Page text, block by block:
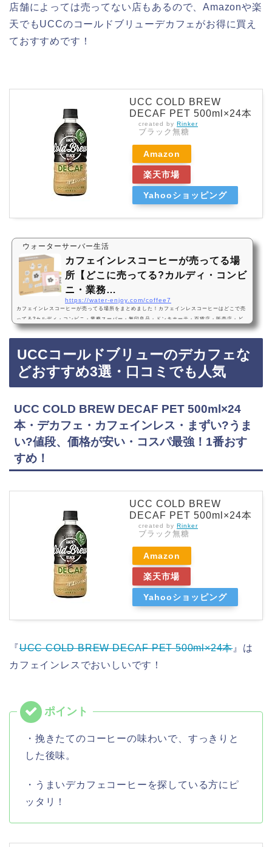
店舗によっては売ってない店もあるので、Amazonや楽
天でもUCCのコールドブリューデカフェがお得に買え
ておすすめです！
UCC COLD BREW
DECAF PET 500ml×24本
created by Rinker
ブラック無糖
Amazon
楽天市場
Yahooショッピング
ウォーターサーバー生活
カフェインレスコーヒーが売ってる場
所【どこに売ってる?カルディ・コンビ
ニ・業務…
https://water-enjoy.com/coffee7
カフェインレスコーヒーが売ってる場所をまとめました！カフェインレスコーヒーはどこで売
ってる?カルディ・コンビニ・業務スーパー・無印良品・ドンキホーテ・百貨店・販売店・ど
こで買える?Amazon・楽天・ノンカフェインコーヒー・デカフェカフェインレスコーヒーは、
カルディ、コンビニ、業務スーパー、・無印良品、ドンキホーテ、百貨店などに売っていま
す！店舗によっては売ってない店もあるので、Amazonや楽天でもカフェインレスコーヒーが
お得に買えておすすめです！カフェインレスコーヒーおすすめ3選・口コミでも人気UCC お
い…
UCCコールドブリューのデカフェな
どおすすめ3選・口コミでも人気
UCC COLD BREW DECAF PET 500ml×24
本・デカフェ・カフェインレス・まずい?うま
い?値段、価格が安い・コスパ最強！1番おす
すめ！
UCC COLD BREW
DECAF PET 500ml×24本
created by Rinker
ブラック無糖
Amazon
楽天市場
Yahooショッピング
『UCC COLD BREW DECAF PET 500ml×24本』は
カフェインレスでおいしいです！
・挽きたてのコーヒーの味わいで、すっきりと
した後味。
・うまいデカフェコーヒーを探している方にピ
ッタリ！